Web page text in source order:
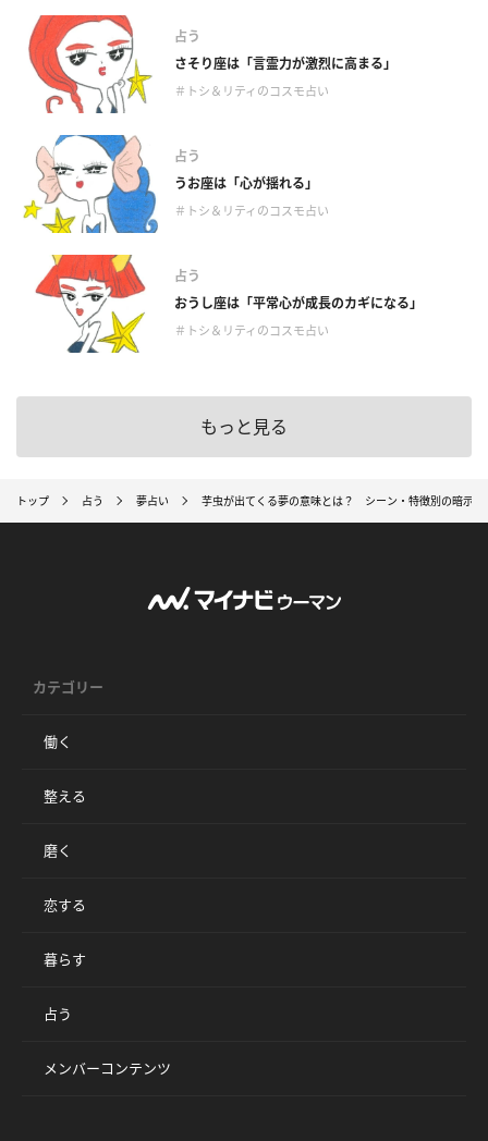
占う
さそり座は「言霊力が激烈に高まる」
＃トシ＆リティのコスモ占い
占う
うお座は「心が揺れる」
＃トシ＆リティのコスモ占い
占う
おうし座は「平常心が成長のカギになる」
＃トシ＆リティのコスモ占い
もっと見る
トップ 占う 夢占い 芋虫が出てくる夢の意味とは？ シーン・特徴別の暗示
カテゴリー
働く
整える
磨く
恋する
暮らす
占う
メンバーコンテンツ